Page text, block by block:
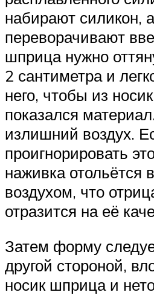
набирают силикон,
переворачивают
шприца нужно
2 сантиметра и
него, чтобы из
показался
излишний воздух.
проигнорировать
наживка отольётся
воздухом, что
отразится на её
Затем форму
другой стороной,
носик шприца и